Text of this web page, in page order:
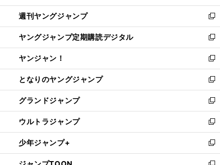
開
く
ウ
で
開
く
ン
ド
ウ
で
開
く
ウ
ィ
ン
ド
ウ
で
開
く
週刊ヤングジャンプ
新
し
い
ウ
ィ
ン
ド
ウ
で
開
く
ヤングジャンプ定期購読デジタル
新
し
い
ウ
ィ
ン
ド
ウ
で
開
く
ヤンジャン！
新
し
い
ウ
ィ
ン
ド
ウ
で
開
となりのヤングジャンプ
新
し
い
ウ
ィ
ン
ド
ウ
グランドジャンプ
新
し
い
ウ
ィ
ン
ウルトラジャンプ
新
し
い
ウ
少年ジャンプ+
新
し